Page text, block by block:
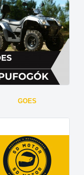
GOES